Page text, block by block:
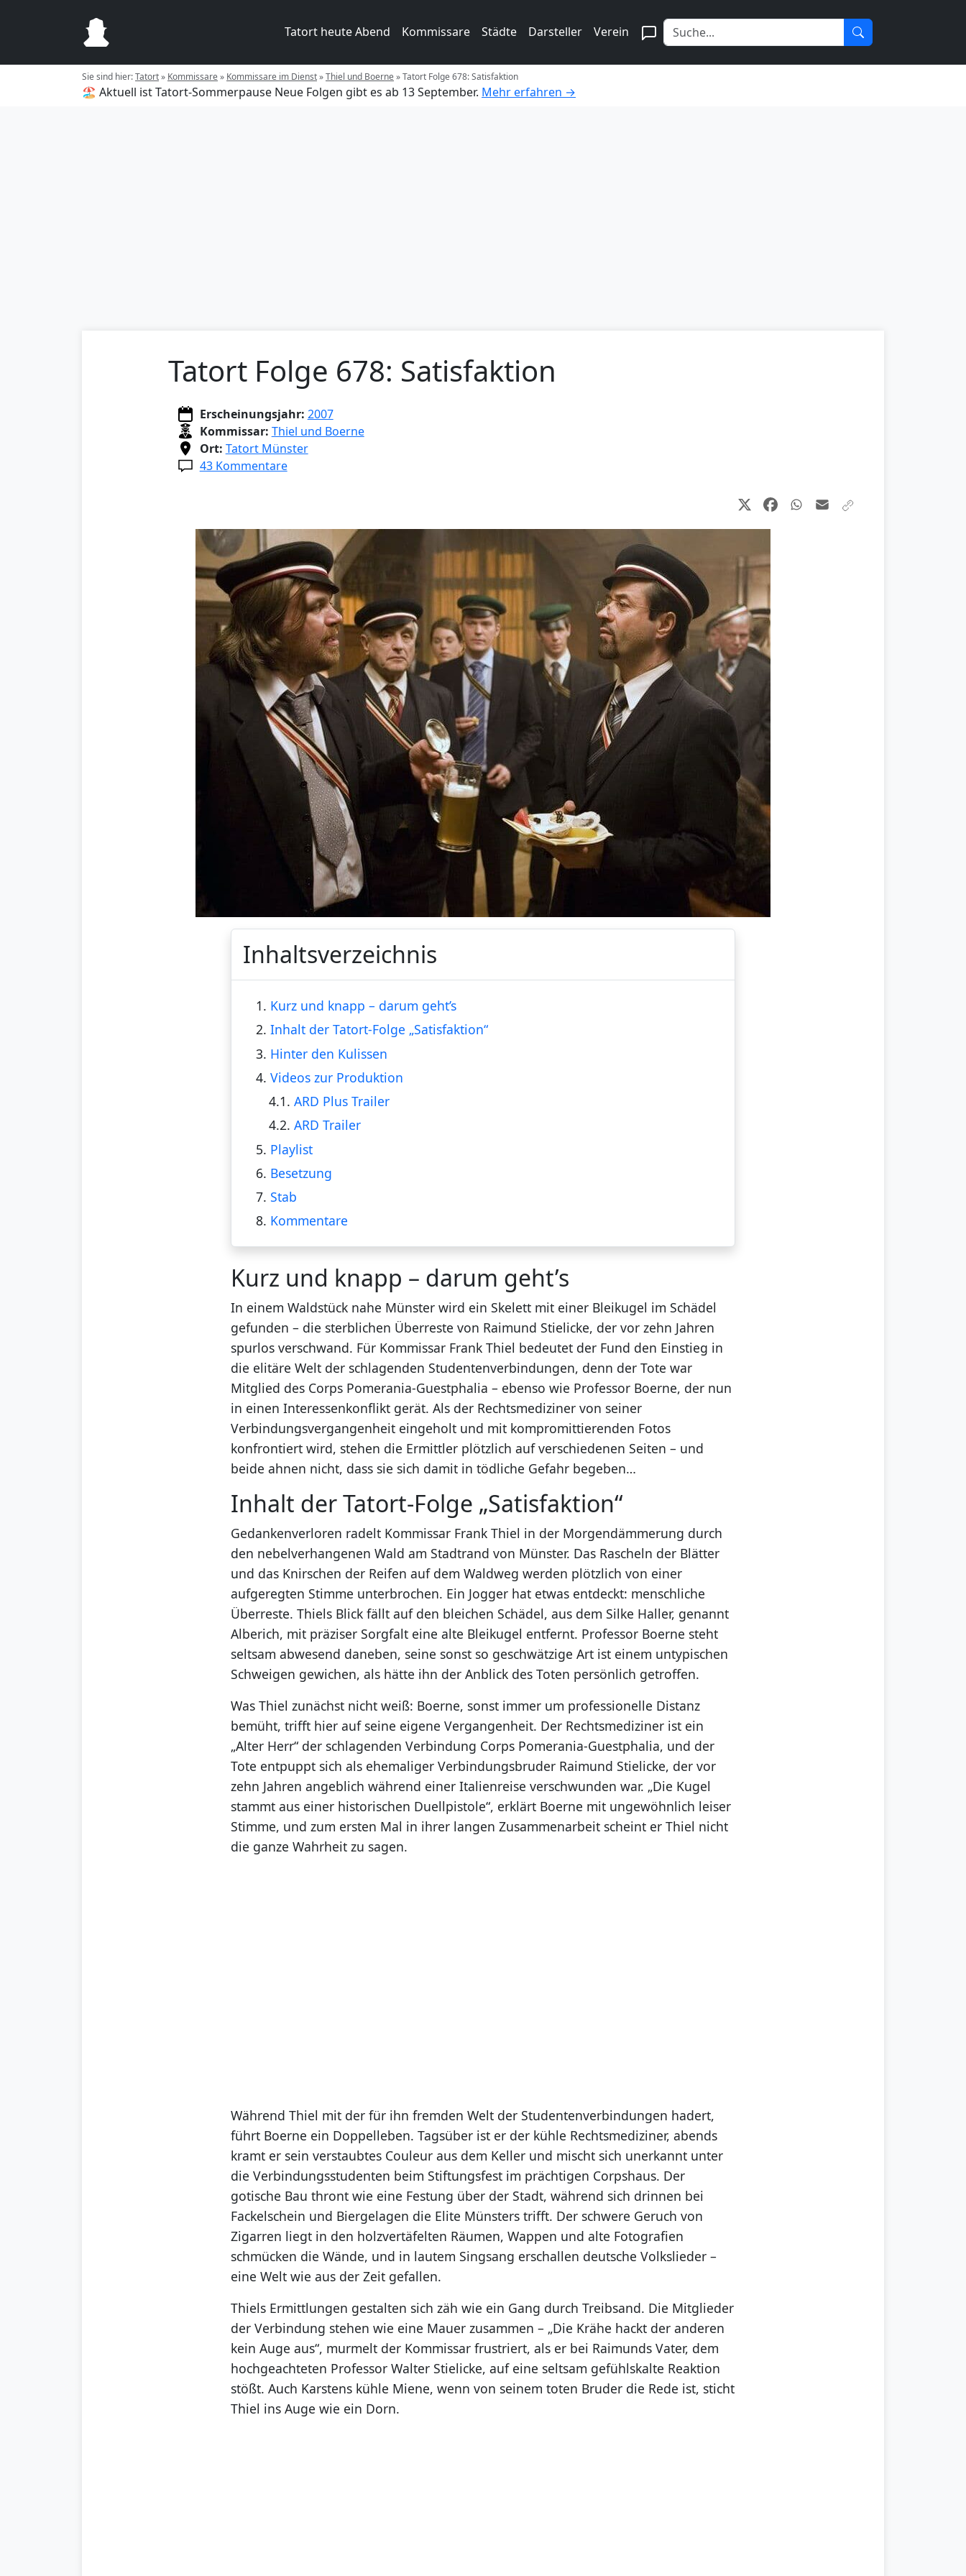
Tatort heute Abend Kommissare Städte Darsteller Verein
Sie sind hier:Tatort» Kommissare» Kommissare im Dienst»Thiel und Boerne»Tatort Folge 678: Satisfaktion
🏖️ Aktuell ist Tatort-Sommerpause Neue Folgen gibt es ab 13 September. Mehr erfahren →
Tatort Folge 678: Satisfaktion
Erscheinungsjahr: 2007
Kommissar: Thiel und Boerne
Ort: Tatort Münster
43 Kommentare
Inhaltsverzeichnis
1. Kurz und knapp – darum geht’s
2. Inhalt der Tatort-Folge „Satisfaktion“
3. Hinter den Kulissen
4. Videos zur Produktion
4.1. ARD Plus Trailer
4.2. ARD Trailer
5. Playlist
6. Besetzung
7. Stab
8. Kommentare
Kurz und knapp – darum geht’s
In einem Waldstück nahe Münster wird ein Skelett mit einer Bleikugel im Schädel
gefunden – die sterblichen Überreste von Raimund Stielicke, der vor zehn Jahren
spurlos verschwand. Für Kommissar Frank Thiel bedeutet der Fund den Einstieg in
die elitäre Welt der schlagenden Studentenverbindungen, denn der Tote war
Mitglied des Corps Pomerania-Guestphalia – ebenso wie Professor Boerne, der nun
in einen Interessenkonflikt gerät. Als der Rechtsmediziner von seiner
Verbindungsvergangenheit eingeholt und mit kompromittierenden Fotos
konfrontiert wird, stehen die Ermittler plötzlich auf verschiedenen Seiten – und
beide ahnen nicht, dass sie sich damit in tödliche Gefahr begeben…
Inhalt der Tatort-Folge „Satisfaktion“
Gedankenverloren radelt Kommissar Frank Thiel in der Morgendämmerung durch
den nebelverhangenen Wald am Stadtrand von Münster. Das Rascheln der Blätter
und das Knirschen der Reifen auf dem Waldweg werden plötzlich von einer
aufgeregten Stimme unterbrochen. Ein Jogger hat etwas entdeckt: menschliche
Überreste. Thiels Blick fällt auf den bleichen Schädel, aus dem Silke Haller, genannt
Alberich, mit präziser Sorgfalt eine alte Bleikugel entfernt. Professor Boerne steht
seltsam abwesend daneben, seine sonst so geschwätzige Art ist einem untypischen
Schweigen gewichen, als hätte ihn der Anblick des Toten persönlich getroffen.
Was Thiel zunächst nicht weiß: Boerne, sonst immer um professionelle Distanz
bemüht, trifft hier auf seine eigene Vergangenheit. Der Rechtsmediziner ist ein
„Alter Herr“ der schlagenden Verbindung Corps Pomerania-Guestphalia, und der
Tote entpuppt sich als ehemaliger Verbindungsbruder Raimund Stielicke, der vor
zehn Jahren angeblich während einer Italienreise verschwunden war. „Die Kugel
stammt aus einer historischen Duellpistole“, erklärt Boerne mit ungewöhnlich leiser
Stimme, und zum ersten Mal in ihrer langen Zusammenarbeit scheint er Thiel nicht
die ganze Wahrheit zu sagen.
Während Thiel mit der für ihn fremden Welt der Studentenverbindungen hadert,
führt Boerne ein Doppelleben. Tagsüber ist er der kühle Rechtsmediziner, abends
kramt er sein verstaubtes Couleur aus dem Keller und mischt sich unerkannt unter
die Verbindungsstudenten beim Stiftungsfest im prächtigen Corpshaus. Der
gotische Bau thront wie eine Festung über der Stadt, während sich drinnen bei
Fackelschein und Biergelagen die Elite Münsters trifft. Der schwere Geruch von
Zigarren liegt in den holzvertäfelten Räumen, Wappen und alte Fotografien
schmücken die Wände, und in lautem Singsang erschallen deutsche Volkslieder –
eine Welt wie aus der Zeit gefallen.
Thiels Ermittlungen gestalten sich zäh wie ein Gang durch Treibsand. Die Mitglieder
der Verbindung stehen wie eine Mauer zusammen – „Die Krähe hackt der anderen
kein Auge aus“, murmelt der Kommissar frustriert, als er bei Raimunds Vater, dem
hochgeachteten Professor Walter Stielicke, auf eine seltsam gefühlskalte Reaktion
stößt. Auch Karstens kühle Miene, wenn von seinem toten Bruder die Rede ist, sticht
Thiel ins Auge wie ein Dorn.